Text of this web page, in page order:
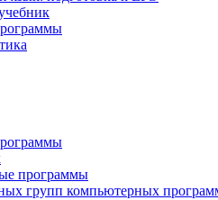
программы
групп компьютерных